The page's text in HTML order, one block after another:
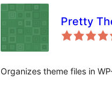
Pretty
Organizes theme files in